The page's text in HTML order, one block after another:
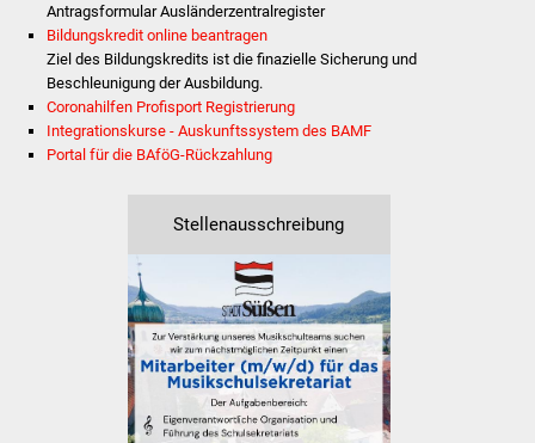
Sanierung Hallenbad
Ortsentwicklung
Was erledige ich wo
Dienstleistungen
Lebenslagen
Antragsformular Ausländerzentralregister
Bildungskredit online beantragen
Ziel des Bildungskredits ist die finazielle Sicherung und
Beschleunigung der Ausbildung.
Coronahilfen Profisport Registrierung
Integrationskurse - Auskunftssystem des BAMF
Portal für die BAföG-Rückzahlung
Stellenausschreibung